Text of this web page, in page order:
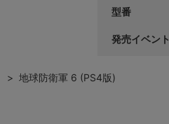
型番
発売イベント
> 地球防衛軍 6 (PS4版)